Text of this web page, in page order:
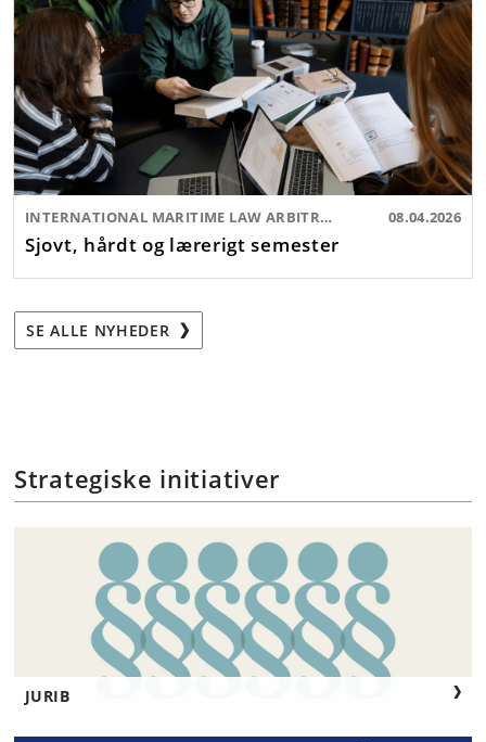
INTERNATIONAL MARITIME LAW ARBITRATION MOOT 08.04.2026
Sjovt, hårdt og lærerigt semester
SE ALLE NYHEDER
Strategiske initiativer
JURIB